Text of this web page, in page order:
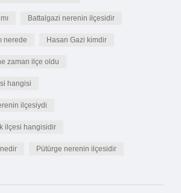
Battalgazi nerenin ilçesidir
nerede Hasan Gazi kimdir
zaman ilçe oldu
hangisi
ilçesiydi
ilçesi hangisidir
nedir Pütürge nerenin ilçesidir